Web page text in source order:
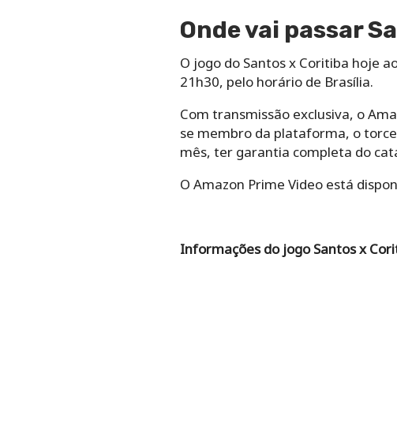
Onde vai passar
O jogo do Santos x Coritiba hoje
21h30, pelo horário de Brasília.
Com transmissão exclusiva, o
se membro da plataforma, o
mês, ter garantia completa do
O Amazon Prime Video está
Informações do jogo Santos x